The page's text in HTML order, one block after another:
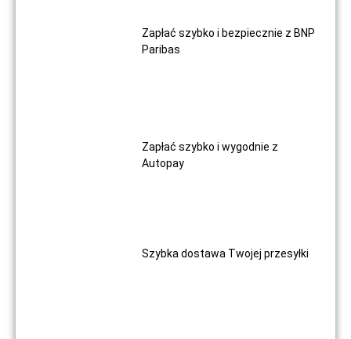
Zapłać szybko i bezpiecznie z BNP
Paribas
Zapłać szybko i wygodnie z
Autopay
Szybka dostawa Twojej przesyłki